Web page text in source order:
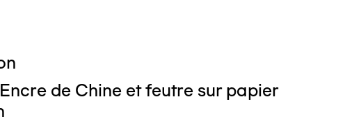
de Chine et feutre sur papier